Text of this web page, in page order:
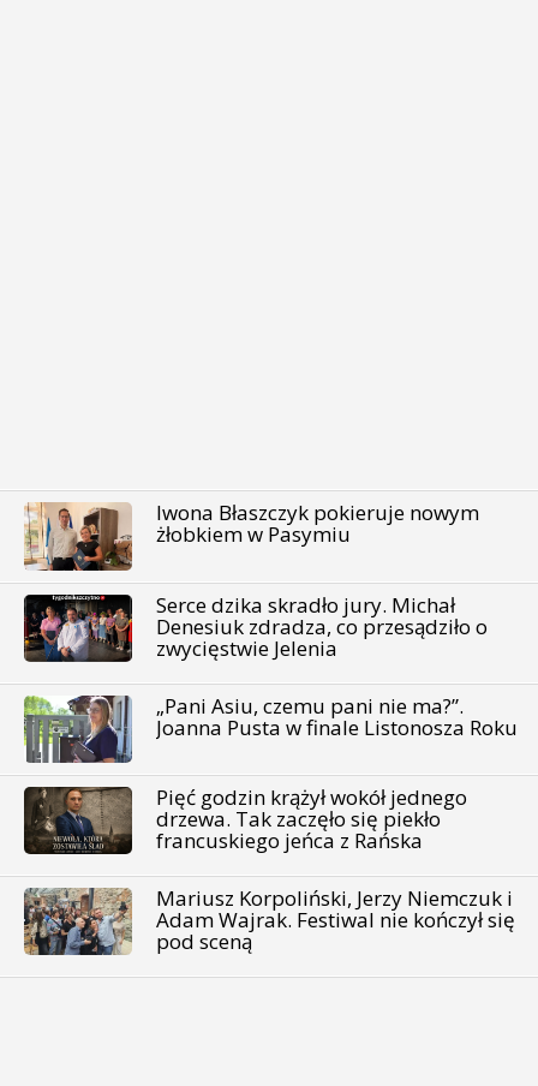
Iwona Błaszczyk pokieruje nowym
żłobkiem w Pasymiu
Serce dzika skradło jury. Michał
Denesiuk zdradza, co przesądziło o
zwycięstwie Jelenia
„Pani Asiu, czemu pani nie ma?”.
Joanna Pusta w finale Listonosza Roku
Pięć godzin krążył wokół jednego
drzewa. Tak zaczęło się piekło
francuskiego jeńca z Rańska
Mariusz Korpoliński, Jerzy Niemczuk i
Adam Wajrak. Festiwal nie kończył się
pod sceną